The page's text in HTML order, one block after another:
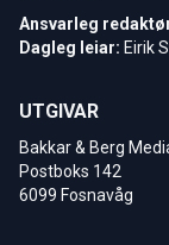
Ansvarleg
Dagleg leiar: Eirik
UTGIVAR
Bakkar & Berg
Postboks 142
6099 Fosnavåg